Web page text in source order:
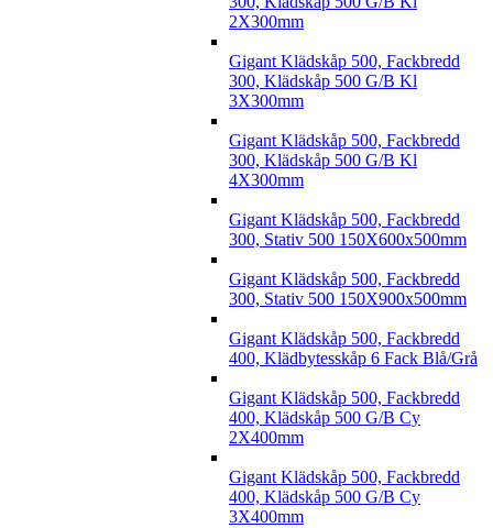
2X300mm
Gigant Klädskåp 500, Fackbredd
300, Klädskåp 500 G/B Kl
3X300mm
Gigant Klädskåp 500, Fackbredd
300, Klädskåp 500 G/B Kl
4X300mm
Gigant Klädskåp 500, Fackbredd
300, Stativ 500 150X600x500mm
Gigant Klädskåp 500, Fackbredd
300, Stativ 500 150X900x500mm
Gigant Klädskåp 500, Fackbredd
400, Klädbytesskåp 6 Fack Blå/Grå
Gigant Klädskåp 500, Fackbredd
400, Klädskåp 500 G/B Cy
2X400mm
Gigant Klädskåp 500, Fackbredd
400, Klädskåp 500 G/B Cy
3X400mm